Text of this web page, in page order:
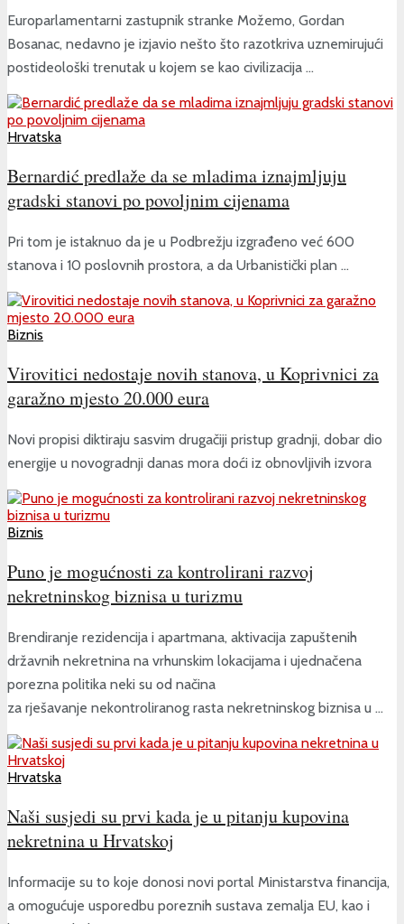
Europarlamentarni zastupnik stranke Možemo, Gordan
Bosanac, nedavno je izjavio nešto što razotkriva uznemirujući
postideološki trenutak u kojem se kao civilizacija ...
Hrvatska
Bernardić predlaže da se mladima iznajmljuju
gradski stanovi po povoljnim cijenama
Pri tom je istaknuo da je u Podbrežju izgrađeno već 600
stanova i 10 poslovnih prostora, a da Urbanistički plan ...
Biznis
Virovitici nedostaje novih stanova, u Koprivnici za
garažno mjesto 20.000 eura
Novi propisi diktiraju sasvim drugačiji pristup gradnji, dobar dio
energije u novogradnji danas mora doći iz obnovljivih izvora
Biznis
Puno je mogućnosti za kontrolirani razvoj
nekretninskog biznisa u turizmu
Brendiranje rezidencija i apartmana, aktivacija zapuštenih
državnih nekretnina na vrhunskim lokacijama i ujednačena
porezna politika neki su od načina
za rješavanje nekontroliranog rasta nekretninskog biznisa u ...
Hrvatska
Naši susjedi su prvi kada je u pitanju kupovina
nekretnina u Hrvatskoj
Informacije su to koje donosi novi portal Ministarstva financija,
a omogućuje usporedbu poreznih sustava zemalja EU, kao i